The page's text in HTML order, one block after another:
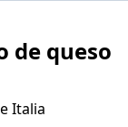
de queso
Italia